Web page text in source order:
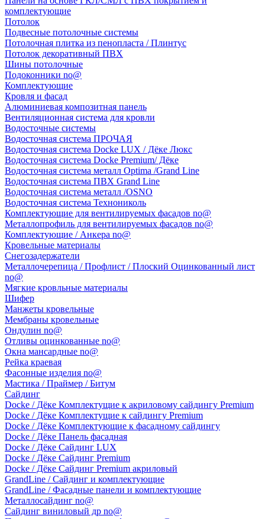
комплектующие
Потолок
Подвесные потолочные системы
Потолочная плитка из пенопласта / Плинтус
Потолок декоративный ПВХ
Шины потолочные
Подоконники no@
Комплектующие
Кровля и фасад
Алюминиевая композитная панель
Вентиляционная система для кровли
Водосточные системы
Водосточная система ПРОЧАЯ
Водосточная система Docke LUX / Дёке Люкс
Водосточная система Docke Premium/ Дёке
Водосточная система металл Optima /Grand Line
Водосточная система ПВХ Grand Line
Водосточная система металл /OSNO
Водосточная система Технониколь
Комплектующие для вентилируемых фасадов no@
Металлопрофиль для вентилируемых фасадов no@
Комплектующие / Анкера no@
Кровельные материалы
Снегозадержатели
Металлочерепица / Профлист / Плоский Оцинкованный лист
no@
Мягкие кровльные материалы
Шифер
Манжеты кровельные
Мембраны кровельные
Ондулин no@
Отливы оцинкованные no@
Окна мансардные no@
Рейка краевая
Фасонные изделия no@
Мастика / Праймер / Битум
Сайдинг
Docke / Дёке Комплектущие к акриловому сайдингу Premium
Docke / Дёке Комплектущие к сайдингу Premium
Docke / Дёке Комплектующие к фасадному сайдингу
Docke / Дёке Панель фасадная
Docke / Дёке Сайдинг LUX
Docke / Дёке Сайдинг Premium
Docke / Дёке Сайдинг Premium акриловый
GrandLine / Сайдинг и комплектующие
GrandLine / Фасадные панели и комплектующие
Металлосайдинг no@
Сайдинг виниловый др no@